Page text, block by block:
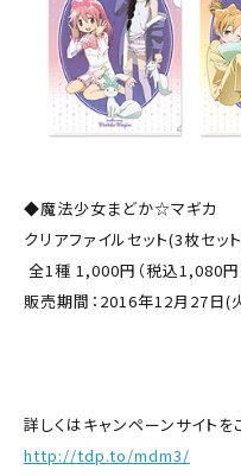
◆魔法少女まどか☆マギカ
クリアファイルセット(3枚セッ
全1種 1,000円（税込1,080円
販売期間：2016年12月27日(
詳しくはキャンペーンサイトを
http://tdp.to/mdm3/